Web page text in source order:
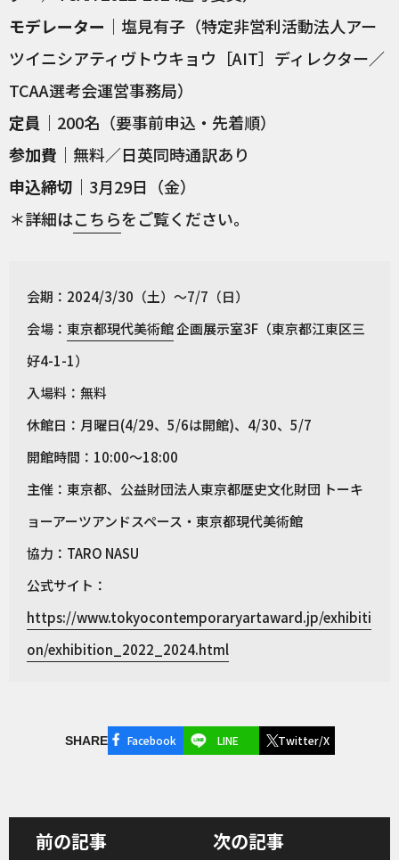
モデレーター ｜塩見有子（特定非営利活動法人アー
ツイニシアティヴトウキョウ［AIT］ディレクター／
TCAA選考会運営事務局）
定員 ｜200名（要事前申込・先着順）
参加費 ｜無料／日英同時通訳あり
申込締切 ｜3月29日（金）
＊詳細はこちらをご覧ください。
会期：2024/3/30（土）〜7/7（日）
会場： 東京都現代美術館企画展示室3F（東京都江東区三
好4-1-1）
入場料：無料
休館日：月曜日(4/29、5/6は開館)、4/30、5/7
開館時間：10:00〜18:00
主催：東京都、公益財団法人東京都歴史文化財団 トーキ
ョーアーツアンドスペース・東京都現代美術館
協力：TARO NASU
公式サイト：
https://www.tokyocontemporaryartaward.jp/exhibiti
on/exhibition_2022_2024.html
SHARE Facebook LINE Twitter/X
前の記事 次の記事